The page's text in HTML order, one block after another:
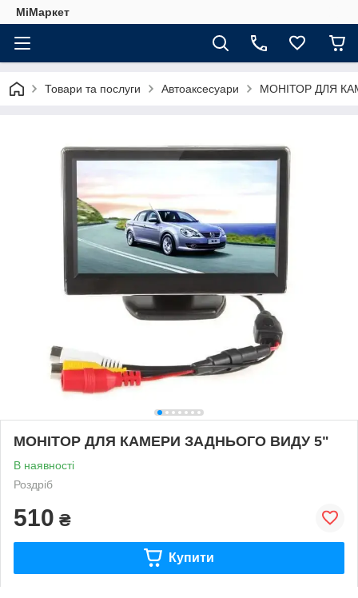
МіМаркет
Товари та послуги Автоаксесуари МОНІТОР ДЛЯ
МОНІТОР ДЛЯ КАМЕРИ ЗАДНЬОГО ВИДУ 5"
В наявності
Роздріб
510 ₴
Купити